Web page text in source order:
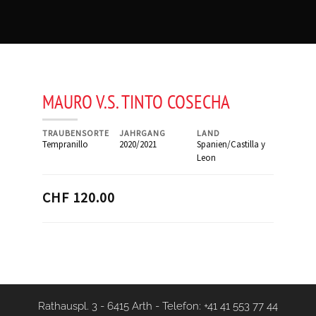
MAURO V.S. TINTO COSECHA
TRAUBENSORTE
Tempranillo
JAHRGANG
2020/2021
LAND
Spanien/Castilla y
Leon
CHF 120.00
Rathauspl. 3 - 6415 Arth - Telefon: +41 41 553 77 44